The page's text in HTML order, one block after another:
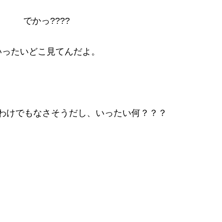
でかっ????
ったいどこ見てんだよ。
けでもなさそうだし、いったい何？？？